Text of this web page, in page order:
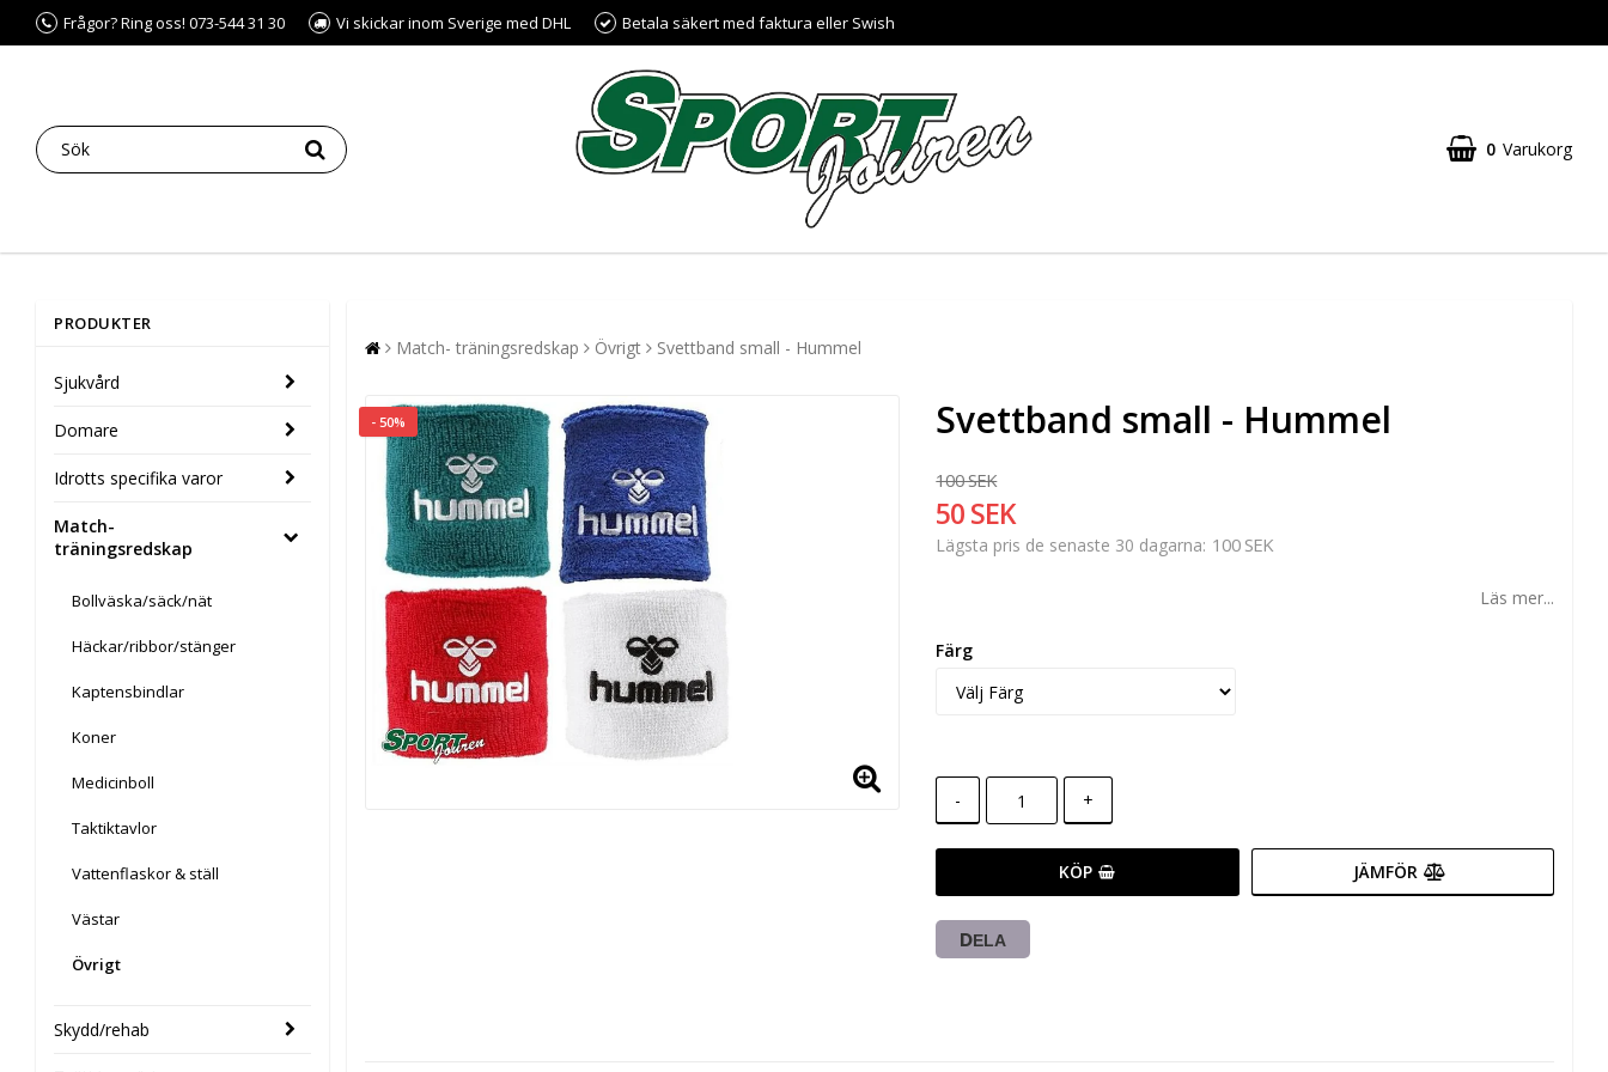
Frågor? Ring oss! 073-544 31 30 Vi skickar inom Sverige med DHL Betala säkert med faktura eller Swish
0 Varukorg
PRODUKTER
Sjukvård
Domare
Idrotts specifika varor
Match-
träningsredskap
Bollväska/säck/nät
Häckar/ribbor/stänger
Kaptensbindlar
Koner
Medicinboll
Taktiktavlor
Vattenflaskor & ställ
Västar
Övrigt
Skydd/rehab
Match- träningsredskap Övrigt Svettband small - Hummel
- 50% Svettband small - Hummel
100 SEK
50 SEK
Lägsta pris de senaste 30 dagarna 100 SEK
Läs mer...
Färg
- +
KÖP JÄMFÖR
DELA